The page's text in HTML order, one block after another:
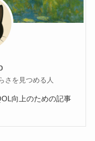
さを見つめる人
向上のための記事